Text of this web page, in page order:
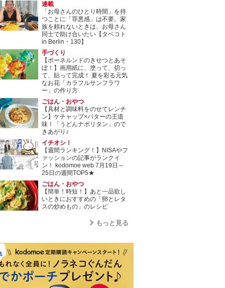
連載
「お母さんのひとり時間」を持
つことに「罪悪感」は不要。家
族を頼れないときは、お母さん
同士で助け合いたい【タベコト
in Berlin・130】
手づくり
【ボーネルンドのきせつとあそ
ぼ！】画用紙に、塗って、切っ
て、貼って完成！ 夏を彩る元気
なお花「カラフルサンフラワ
ー」の作り方
ごはん・おやつ
【具材と調味料をのせてレンチ
ン】ケチャップ×バターの王道
味！「うどんナポリタン」ので
きあがり♪
イチオシ！
【週間ランキング！】NISAやフ
ァッションの記事がランクイ
ン！ kodomoe web 7月19日～
25日の週間TOP5★
ごはん・おやつ
【簡単！時短！】あと一品欲し
いときにおすすめの「卵とレタ
スの炒めもの」のレシピ
もっと見る